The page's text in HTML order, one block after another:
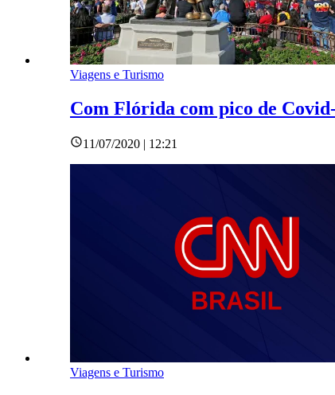
Viagens e Turismo
Com Flórida com pico de
11/07/2020 | 12:21
Viagens e Turismo